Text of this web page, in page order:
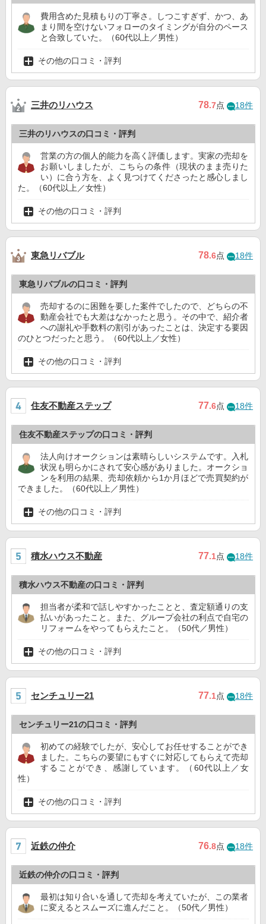
費用含めた見積もりの丁寧さ。しつこすぎず、かつ、あ
まり間を空けないフォローのタイミングが自分のペース
と合致していた。（60代以上／男性）
その他の口コミ・評判
三井のリハウス 78.7点 18件
三井のリハウスの口コミ・評判
営業の方の個人的能力を高く評価します。実家の売却を
お願いしましたが、こちらの条件（現状のまま売りた
い）に合う方を、よく見つけてくださったと感心しまし
た。（60代以上／女性）
その他の口コミ・評判
東急リバブル 78.6点 18件
東急リバブルの口コミ・評判
売却するのに困難を要した案件でしたので、どちらの不
動産会社でも大差はなかったと思う。その中で、紹介者
への謝礼や手数料の割引があったことは、決定する要因
のひとつだったと思う。（60代以上／女性）
その他の口コミ・評判
住友不動産ステップ 77.6点 18件
住友不動産ステップの口コミ・評判
法人向けオークションは素晴らしいシステムです。入札
状況も明らかにされて安心感がありました。オークショ
ンを利用の結果、売却依頼から1か月ほどで売買契約が
できました。（60代以上／男性）
その他の口コミ・評判
積水ハウス不動産 77.1点 18件
積水ハウス不動産の口コミ・評判
担当者が柔和で話しやすかったことと、査定額通りの支
払いがあったこと。また、グループ会社の利点で自宅の
リフォームをやってもらえたこと。（50代／男性）
その他の口コミ・評判
センチュリー21 77.1点 18件
センチュリー21の口コミ・評判
初めての経験でしたが、安心してお任せすることができ
ました。こちらの要望にもすぐに対応してもらえて売却
することができ、感謝しています。（60代以上／女
性）
その他の口コミ・評判
近鉄の仲介 76.8点 18件
近鉄の仲介の口コミ・評判
最初は知り合いを通して売却を考えていたが、この業者
に変えるとスムーズに進んだこと。（50代／男性）